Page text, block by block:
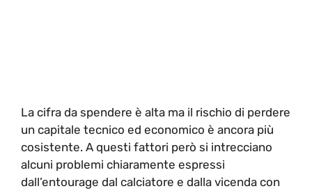
La cifra da spendere è alta ma il rischio di perdere
un capitale tecnico ed economico è ancora più
cosistente. A questi fattori però si intrecciano
alcuni problemi chiaramente espressi
dall’entourage dal calciatore e dalla vicenda con